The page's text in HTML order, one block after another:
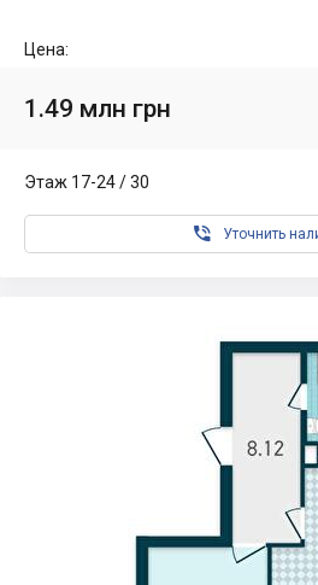
Цена:
1.49 млн грн
Этаж 17-24 / 30
 Уточнить